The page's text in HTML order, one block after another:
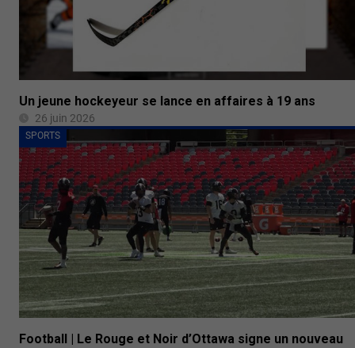
Un jeune hockeyeur se lance en affaires à 19 ans
26 juin 2026
SPORTS
Football | Le Rouge et Noir d’Ottawa signe un nouveau